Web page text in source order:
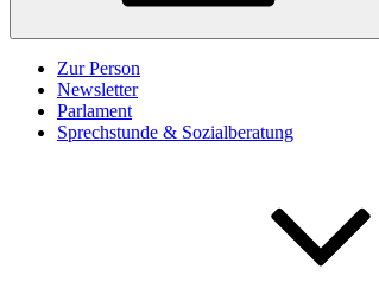
Zur Person
Newsletter
Parlament
Sprechstunde & Sozialberatung